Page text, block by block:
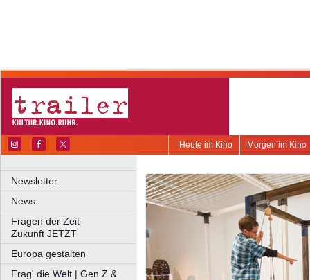
Morgen im Kino
Heute im Kino
Newsletter.
News.
Fragen der Zeit
Zukunft JETZT
Europa gestalten
Frag' die Welt | Gen Z &